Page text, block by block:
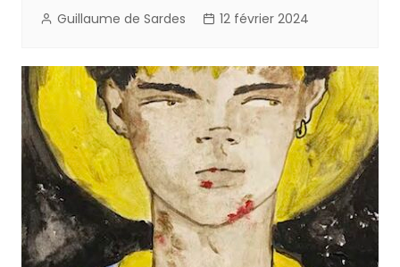
Guillaume de Sardes 12 février 2024